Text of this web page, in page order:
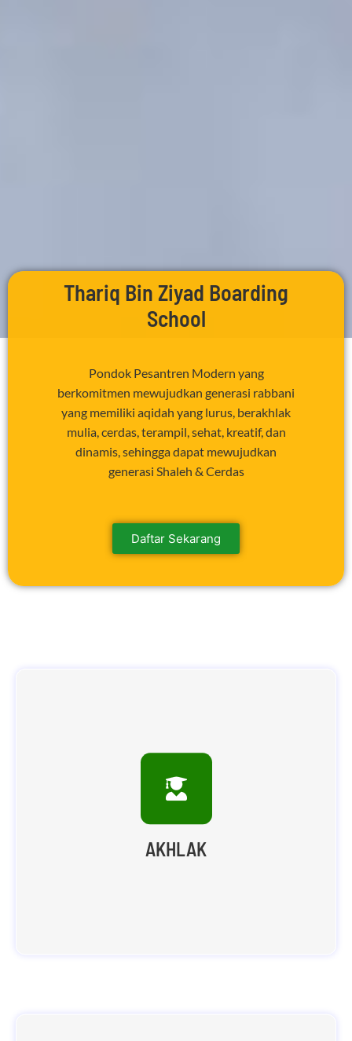
Thariq Bin Ziyad Boarding
School
Pondok Pesantren Modern yang
berkomitmen mewujudkan generasi rabbani
yang memiliki aqidah yang lurus, berakhlak
mulia, cerdas, terampil, sehat, kreatif, dan
dinamis, sehingga dapat mewujudkan
generasi Shaleh & Cerdas
Daftar Sekarang
AKHLAK
Pembinaan Akhlak melalui pembiasaan karakter